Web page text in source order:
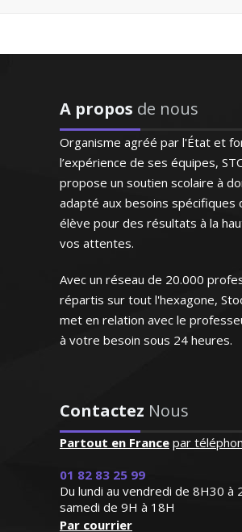
su booster la
pied" en
son regard sur
matière
l'horizon de ses
Ainsi fait, il
de plus en plus
maths et les
Monsieur D.Z
en première
"Professeur
proche de l'élève,
disponible. J'aurai
Madame G.M
de deux ans d’expérience
(où j’ai enseigné), j’aime
à acquérir le bon niveau
leurs attentes. Je donne
particuliers d’anglais
niveaux. Le bon
pédagogie basée sur le
mes atouts pour créer un
j’enseigne les SVT au sein
lycées lyonnais depuis
également formateur
A propos de nous
Organisme agréé par l'État et
l’expérience de ses équipes,
propose un soutien scolaire à
adapté aux besoins spécifiques
élève pour des résultats à la
vos attentes.
Avec un réseau de 20.000
répartis sur tout l'hexagone,
met en relation avec le
à votre besoin sous 24 heures.
Contactez Nous
Partout en France par
01 82 83 25 99
Du lundi au vendredi de 8H30 à
samedi de 9H à 18H
Par courrier